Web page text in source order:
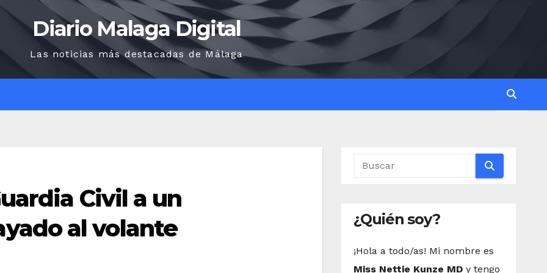
Diario Malaga Digital
Las noticias más destacadas de Málaga
Civil a un
al volante
¿Quién soy?
¡Hola a todo/as! Mi nombre es
Miss Nettie Kunze MDy tengo